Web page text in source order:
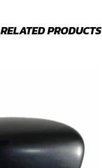
RELATED PRODUCTS